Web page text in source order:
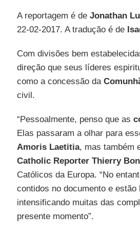
A reportagem é de Jonathan
22-02-2017. A tradução é de
Com divisões bem
direção que seus líderes
como a concessão da
civil.
“Pessoalmente, penso que as
Elas passaram a olhar para
Amoris Laetitia, mas também
Catholic Reporter Thierry
Católicos da Europa. “No
contidos no documento e
intensificando muitas das
presente momento”.